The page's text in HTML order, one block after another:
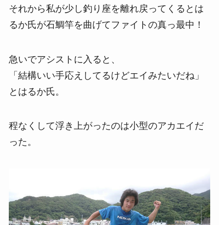
それから私が少し釣り座を離れ戻ってくるとは
るか氏が石鯛竿を曲げてファイトの真っ最中！
急いでアシストに入ると、
「結構いい手応えしてるけどエイみたいだね」
とはるか氏。
程なくして浮き上がったのは小型のアカエイだ
った。